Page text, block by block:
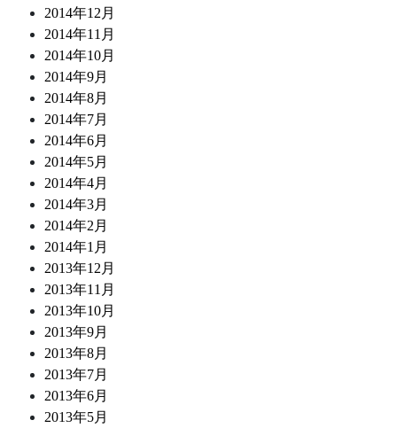
2014年12月
2014年11月
2014年10月
2014年9月
2014年8月
2014年7月
2014年6月
2014年5月
2014年4月
2014年3月
2014年2月
2014年1月
2013年12月
2013年11月
2013年10月
2013年9月
2013年8月
2013年7月
2013年6月
2013年5月